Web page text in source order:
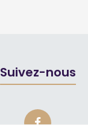
Suivez-nous